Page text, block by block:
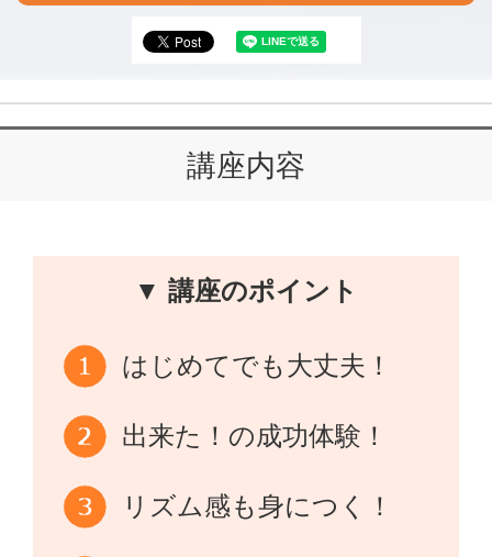
講座内容
▼ 講座のポイント
はじめてでも大丈夫！
出来た！の成功体験！
リズム感も身につく！